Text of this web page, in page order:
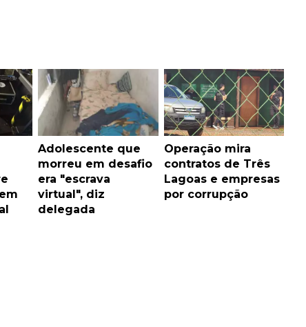
Adolescente que
morreu em desafio
era "escrava
virtual", diz
delegada
Operação mira
contratos de Três
Lagoas e empresas
por corrupção